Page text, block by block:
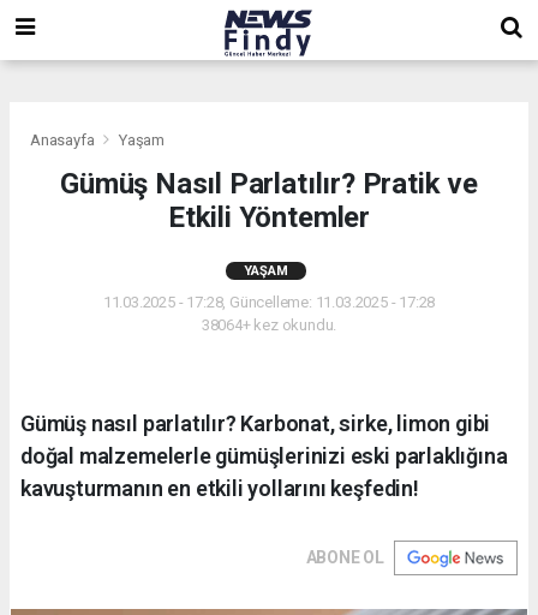
Anasayfa Yaşam
Gümüş Nasıl Parlatılır? Pratik ve
Etkili Yöntemler
YAŞAM
11.03.2025 - 17:28, Güncelleme: 11.03.2025 - 17:28
38064+ kez okundu.
Gümüş nasıl parlatılır? Karbonat, sirke, limon gibi
doğal malzemelerle gümüşlerinizi eski parlaklığına
kavuşturmanın en etkili yollarını keşfedin!
ABONE OL